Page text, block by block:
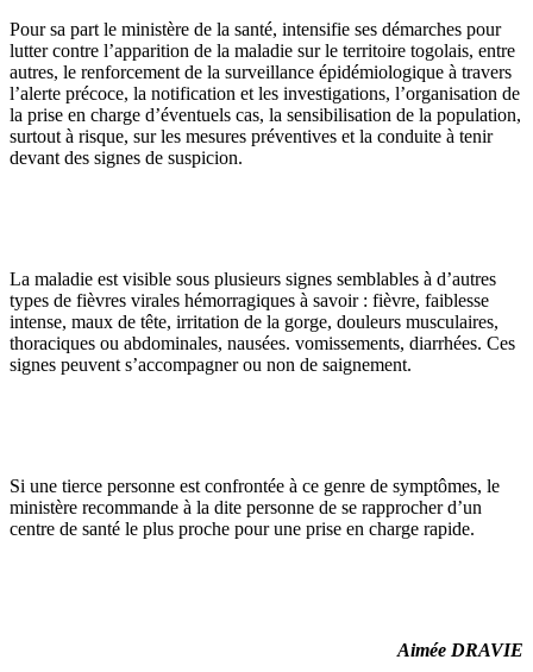
Pour sa part le ministère de la santé, intensifie ses démarches pour
lutter contre l’apparition de la maladie sur le territoire togolais, entre
autres, le renforcement de la surveillance épidémiologique à travers
l’alerte précoce, la notification et les investigations, l’organisation de
la prise en charge d’éventuels cas, la sensibilisation de la population,
surtout à risque, sur les mesures préventives et la conduite à tenir
devant des signes de suspicion.
La maladie est visible sous plusieurs signes semblables à d’autres
types de fièvres virales hémorragiques à savoir : fièvre, faiblesse
intense, maux de tête, irritation de la gorge, douleurs musculaires,
thoraciques ou abdominales, nausées. vomissements, diarrhées. Ces
signes peuvent s’accompagner ou non de saignement.
Si une tierce personne est confrontée à ce genre de symptômes, le
ministère recommande à la dite personne de se rapprocher d’un
centre de santé le plus proche pour une prise en charge rapide.
Aimée DRAVIE